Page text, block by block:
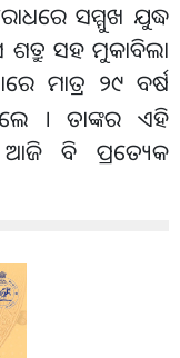
ସମ୍ମୁଖ ଯୁଦ୍ଧ
ଶତ୍ରୁ ସହ ମୁକାବିଲା
ମାତ୍ର ୨୯ ବର୍ଷ
। ତାଙ୍କର ଏହି
ଆଜି ବି ପ୍ରତ୍ୟେକ